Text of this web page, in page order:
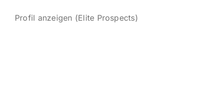
IMPRESSUM
Profil anzeigen (Elite Prospects)